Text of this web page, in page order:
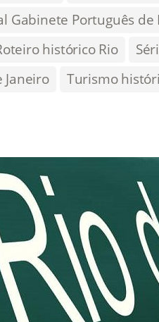
Gabinete Português de
histórico Rio
Turismo